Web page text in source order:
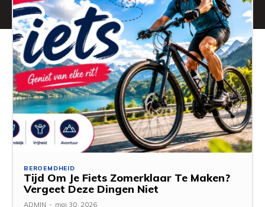
BEROEMDHEID
Tijd Om Je Fiets Zomerklaar Te Maken?
Vergeet Deze Dingen Niet
ADMIN - maj 30, 2026